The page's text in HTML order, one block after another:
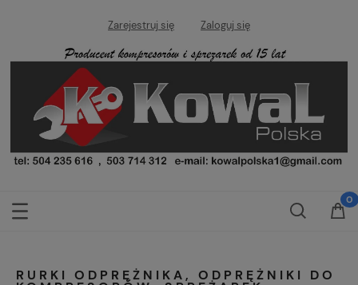
Zarejestruj się Zaloguj się
RURKI ODPRĘŻNIKA, ODPRĘŻNIKI DO